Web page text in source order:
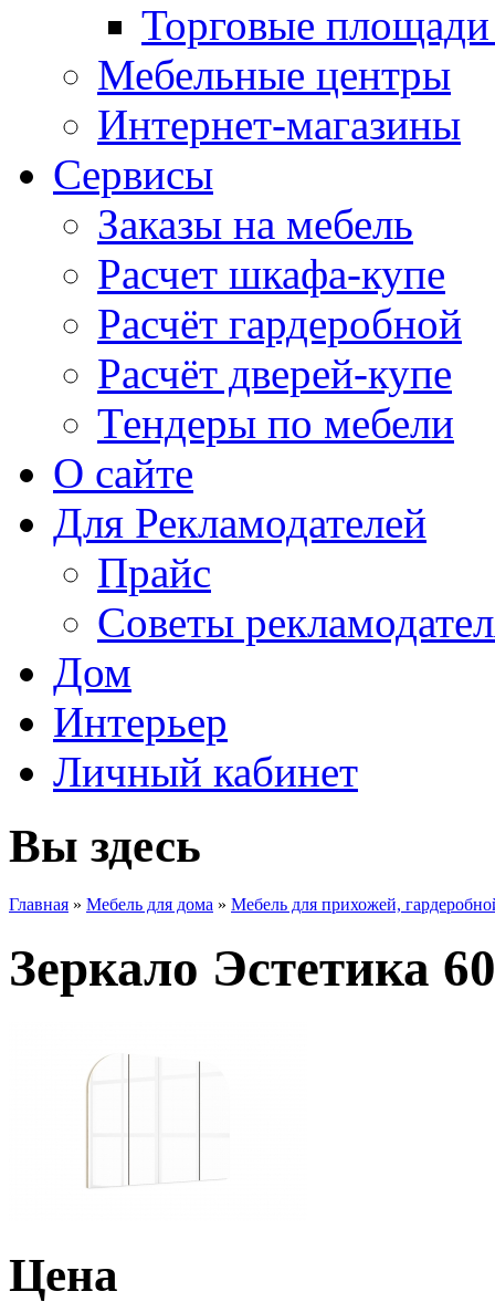
Торговые
Мебельные центры
Интернет-магазины
Сервисы
Заказы на мебель
Расчет шкафа-купе
Расчёт гардеробной
Расчёт дверей-купе
Тендеры по мебели
О сайте
Для Рекламодателей
Прайс
Советы
Дом
Интерьер
Личный кабинет
Вы здесь
Главная » Мебель для дома » Мебель для прихожей,
Зеркало Эстетика
Цена